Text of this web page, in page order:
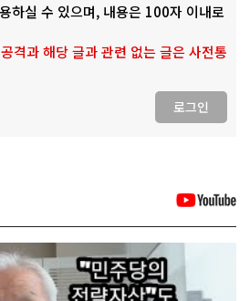
하실 수 있으며, 내용은 100자 이내로
격과 해당 글과 관련 없는 글은 사전통
로그인